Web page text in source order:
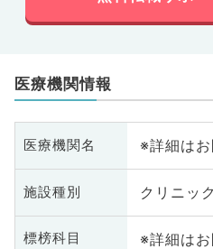
医療機関情報
医療機関名 ※詳細は
施設種別 クリニッ
標榜科目 ※詳細は